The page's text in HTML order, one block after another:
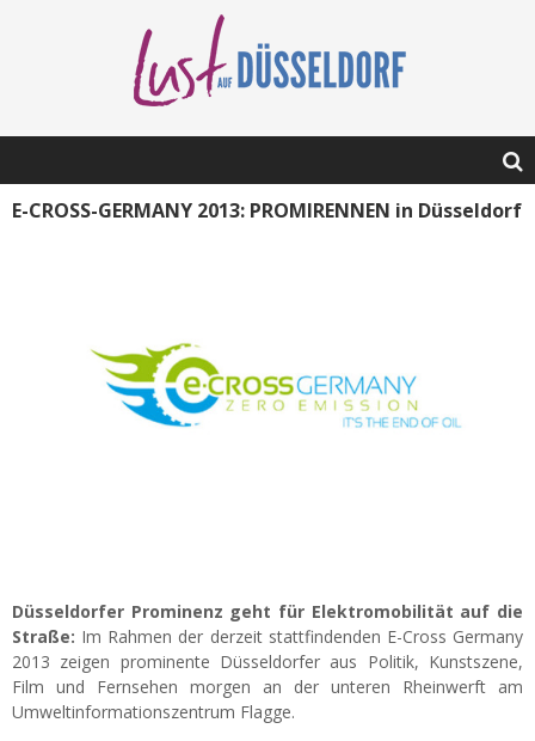
E-CROSS-GERMANY 2013: PROMIRENNEN in Düsseldorf
Düsseldorfer Prominenz geht für Elektromobilität auf die
Straße: Im Rahmen der derzeit stattfindenden E-Cross Germany
2013 zeigen prominente Düsseldorfer aus Politik, Kunstszene,
Film und Fernsehen morgen an der unteren Rheinwerft am
Umweltinformationszentrum Flagge.